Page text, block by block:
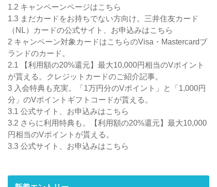
1.2 キャンペーンページはこちら
1.3 まだカードをお持ちでない方向け。三井住友カード
（NL）カードの公式サイト、お申込みはこちら
2 キャンペーン対象カードはこちらのVisa・Mastercardブ
ランドのカード。
2.1 【利用額の20%還元】最大10,000円相当のVポイント
が貰える。クレジットカードのご紹介記事。
3 入会特典も充実。「1万円分のVポイント」と「1,000円
分」のVポイントギフトコードが貰える。
3.1 公式サイト、お申込みはこちら
3.2 さらに利用特典も。【利用額の20%還元】最大10,000
円相当のVポイントが貰える。
3.3 公式サイト、お申込みはこちら